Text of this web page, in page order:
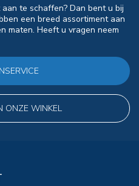
te schaffen? Dan bent u bij
een breed assortiment aan
maten. Heeft u vragen neem
ONZE WINKEL